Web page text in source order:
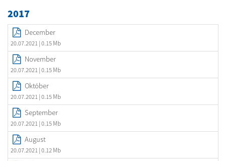
2017
December
20.07.2021 | 0.15 Mb
November
20.07.2021 | 0.15 Mb
Október
20.07.2021 | 0.15 Mb
September
20.07.2021 | 0.15 Mb
August
20.07.2021 | 0.12 Mb